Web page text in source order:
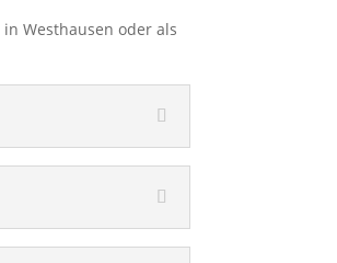
Westhausen oder als